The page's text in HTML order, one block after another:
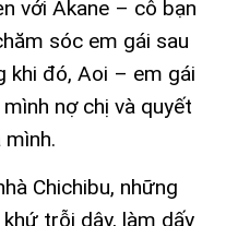
với Akane – cô bạn
sóc em gái sau
khi đó, Aoi – em gái
nợ chị và quyết
Chichibu, những
trỗi dậy, làm dấy